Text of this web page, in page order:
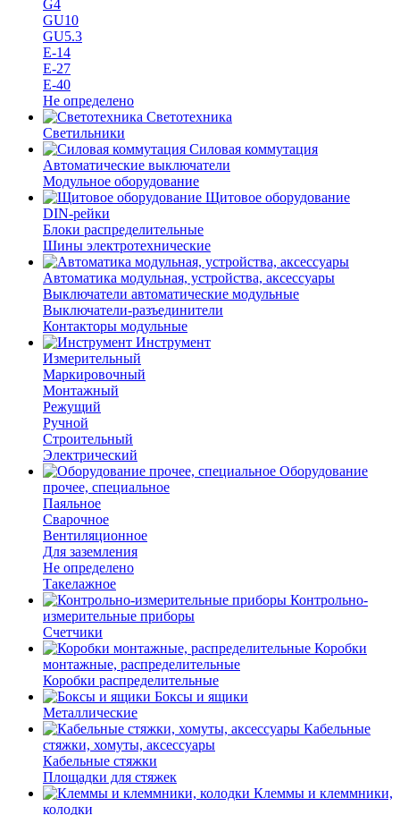
G4
GU10
GU5.3
Е-14
Е-27
Е-40
Не определено
Светотехника
Светильники
Силовая коммутация
Автоматические выключатели
Модульное оборудование
Щитовое оборудование
DIN-рейки
Блоки распределительные
Шины электротехнические
Автоматика модульная, устройства, аксессуары
Выключатели автоматические модульные
Выключатели-разъединители
Контакторы модульные
Инструмент
Измерительный
Маркировочный
Монтажный
Режущий
Ручной
Строительный
Электрический
Оборудование
прочее, специальное
Паяльное
Сварочное
Вентиляционное
Для заземления
Не определено
Такелажное
Контрольно-
измерительные приборы
Счетчики
Коробки
монтажные, распределительные
Коробки распределительные
Боксы и ящики
Металлические
Кабельные
стяжки, хомуты, аксессуары
Кабельные стяжки
Площадки для стяжек
Клеммы и клеммники,
колодки